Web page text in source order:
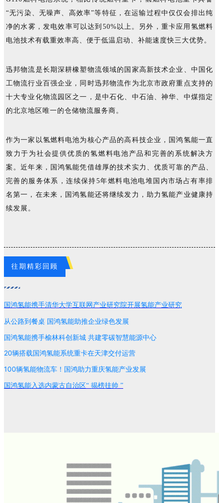
“无污染、无噪声、高效率”等特征，在运输过程中仅仅会排出纯
净的水雾，发电效率可以达到50%以上。另外，重卡应用氢燃料
电池技术有载重效率高、便于低温启动、补能速度快三大优势。
迅邦物流是长期深耕橡塑物流领域的国家高新技术企业、中国化
工物流行业百强企业，同时迅邦物流作为北京市政府重点支持的
十大专业化物流园区之一，是中石化、中石油、神华、中煤指定
的北京地区唯一的仓储物流服务商。
作为一家以氢燃料电池为核心产品的高科技企业，国鸿氢能一直
致力于为社会提供优质的氢燃料电池产品和完善的系统解决方
案。近年来，国鸿氢能凭借雄厚的技术实力、优质可靠的产品、
完善的服务体系，连续保持5年燃料电池电堆国内市场占有率排
名第一，在未来，国鸿氢能还将继续发力，助力氢能产业健康持
续发展。
往期精彩回顾
国鸿氢能携手清华大学互联网产业研究院开展氢能产业研究
从公路到餐桌 国鸿氢能助推企业绿色发展
国鸿氢能携手榆林科创新城 共建零碳智慧能源中心
20辆搭载国鸿氢能系统重卡在天津交付运营
100辆氢能物流车！ 国鸿助力重庆氢能产业发展
国鸿氢能入选内蒙古自治区“ 揭榜挂帅 ”